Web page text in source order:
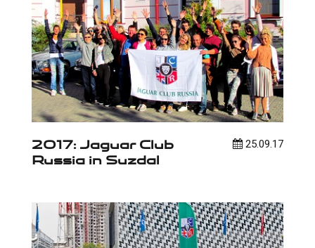
25.09.17
2017: Jaguar Club
Russia in Suzdal